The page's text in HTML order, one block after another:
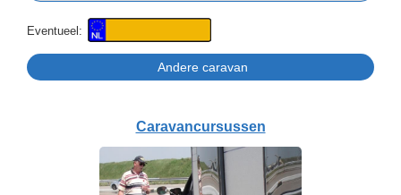
Eventueel:
Caravancursussen